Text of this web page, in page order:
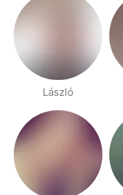
László